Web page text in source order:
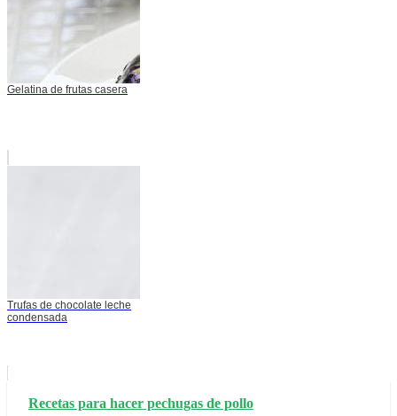
Gelatina de frutas casera
Trufas de chocolate leche
condensada
Recetas para hacer pechugas de pollo